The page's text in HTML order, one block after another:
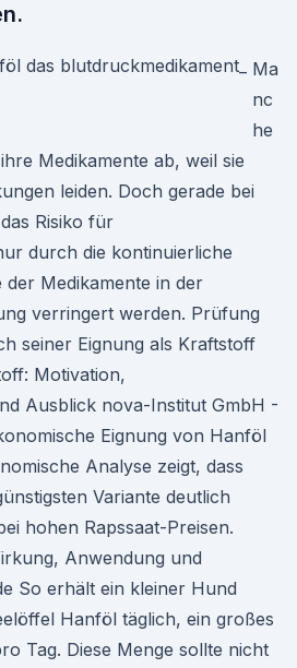
Ma
nc
he
Medikamente ab, weil sie
leiden. Doch gerade bei
Risiko für
durch die kontinuierliche
der Medikamente in der
verringert werden. Prüfung
seiner Eignung als Kraftstoff
Motivation,
Ausblick nova-Institut GmbH -
Eignung von Hanföl
Analyse zeigt, dass
Variante deutlich
hohen Rapssaat-Preisen.
Anwendung und
So erhält ein kleiner Hund
Hanföl täglich, ein großes
Tag. Diese Menge sollte nicht